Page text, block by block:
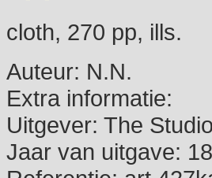
cloth, 270 pp, ills.
Auteur: N.N.
Extra informatie:
Uitgever: The Studio
Jaar van uitgave: